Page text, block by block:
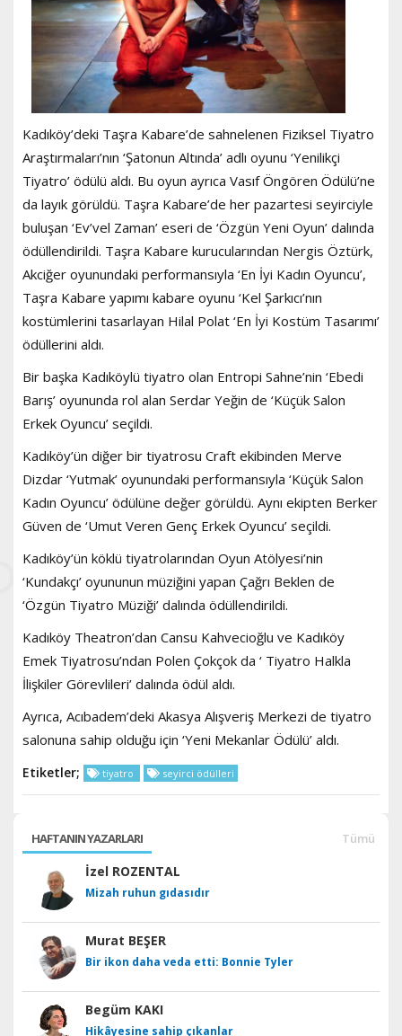
Kadıköy’deki Taşra Kabare’de sahnelenen Fiziksel Tiyatro
Araştırmaları’nın ‘Şatonun Altında’ adlı oyunu ‘Yenilikçi
Tiyatro’ ödülü aldı. Bu oyun ayrıca Vasıf Öngören Ödülü’ne
da layık görüldü. Taşra Kabare’de her pazartesi seyirciyle
buluşan ‘Ev’vel Zaman’ eseri de ‘Özgün Yeni Oyun’ dalında
ödüllendirildi. Taşra Kabare kurucularından Nergis Öztürk,
Akciğer oyunundaki performansıyla ‘En İyi Kadın Oyuncu’,
Taşra Kabare yapımı kabare oyunu ‘Kel Şarkıcı’nın
kostümlerini tasarlayan Hilal Polat ‘En İyi Kostüm Tasarımı’
ödüllerini aldı.
Bir başka Kadıköylü tiyatro olan Entropi Sahne’nin ‘Ebedi
Barış’ oyununda rol alan Serdar Yeğin de ‘Küçük Salon
Erkek Oyuncu’ seçildi.
Kadıköy’ün diğer bir tiyatrosu Craft ekibinden Merve
Dizdar ‘Yutmak’ oyunundaki performansıyla ‘Küçük Salon
Kadın Oyuncu’ ödülüne değer görüldü. Aynı ekipten Berker
Güven de ‘Umut Veren Genç Erkek Oyuncu’ seçildi.
Kadıköy’ün köklü tiyatrolarından Oyun Atölyesi’nin
‘Kundakçı’ oyununun müziğini yapan Çağrı Beklen de
‘Özgün Tiyatro Müziği’ dalında ödüllendirildi.
Kadıköy Theatron’dan Cansu Kahvecioğlu ve Kadıköy
Emek Tiyatrosu’ndan Polen Çokçok da ‘ Tiyatro Halkla
İlişkiler Görevlileri’ dalında ödül aldı.
Ayrıca, Acıbadem’deki Akasya Alışveriş Merkezi de tiyatro
salonuna sahip olduğu için ‘Yeni Mekanlar Ödülü’ aldı.
Etiketler; tiyatro seyirci ödülleri
HAFTANIN YAZARLARI Tümü
İzel ROZENTAL
Mizah ruhun gıdasıdır
Murat BEŞER
Bir ikon daha veda etti: Bonnie Tyler
Begüm KAKI
Hikâyesine sahip çıkanlar